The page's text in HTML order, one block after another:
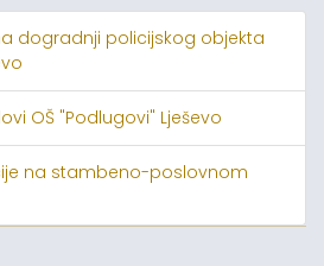
dogradnji policijskog objekta
OŠ "Podlugovi" Lješevo
na stambeno-poslovnom